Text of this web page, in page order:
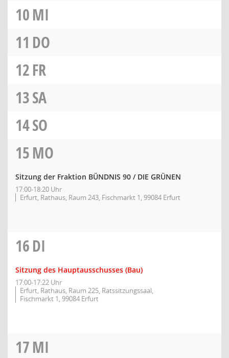
10MI
11 DO
12FR
13SA
14SO
15MO
Sitzung der Fraktion BÜNDNIS 90 / DIE GRÜNEN
17:00-18:20 Uhr
Erfurt, Rathaus, Raum 243, Fischmarkt 1, 99084 Erfurt
16DI
Sitzung des Hauptausschusses (Bau)
17:00-17:22 Uhr
Erfurt, Rathaus, Raum 225, Ratssitzungssaal,
Fischmarkt 1, 99084 Erfurt
17MI